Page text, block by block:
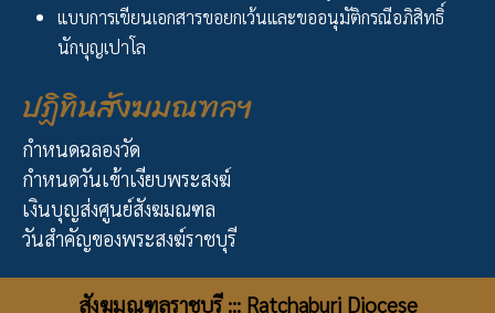
แบบการเขียนเอกสารขอยกเว้นและขออนุมัติกรณีอภิสิทธิ์
นักบุญเปาโล
ปฏิทินสังฆมณฑลฯ
กำหนดฉลองวัด
กำหนดวันเข้าเงียบพระสงฆ์
เงินบุญส่งศูนย์สังฆมณฑล
วันสำคัญของพระสงฆ์ราชบุรี
สังฆมณฑลราชบุรี ::: Ratchaburi Diocese